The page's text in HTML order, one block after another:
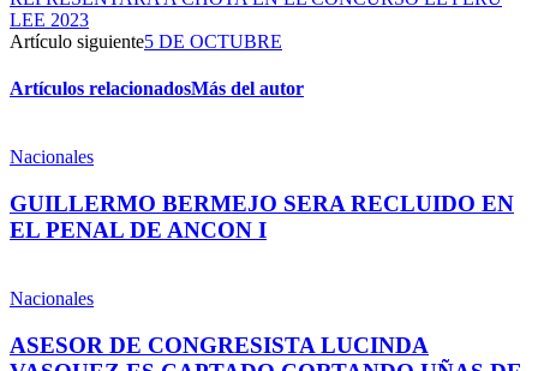
LEE 2023
Artículo siguiente5 DE OCTUBRE
Artículos relacionadosMás del autor
Nacionales
GUILLERMO BERMEJO SERA RECLUIDO EN
EL PENAL DE ANCON I
Nacionales
ASESOR DE CONGRESISTA LUCINDA